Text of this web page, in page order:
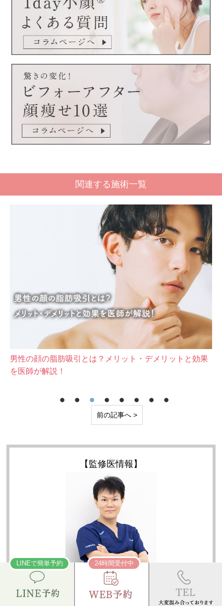
関連する施術一覧
【二重あご解消】顎下の脂肪吸引でモデル輪郭に！知っ
ておきたい“個人差”も解説
前の記事へ >
【監修医情報】
本ページはA CLINIC 統括院長 山田 哲雄(日本
美容外科学会認定 美容外科専門医)が監修し
LINEで簡単予約 24時間受付中